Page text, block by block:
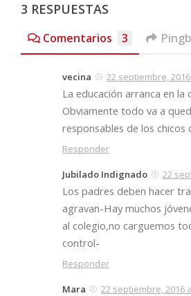
3 RESPUESTAS
Comentarios 3
vecina 22 septiembre,
La educación arranca en
Obviamente todo va a
responsables de los chicos
Responder
Jubilado Indignado 22
Los padres deben hacer
agravan-Hay muchos
al colegio,no carguemos
control-
Responder
Mara 22 septiembre, 2016